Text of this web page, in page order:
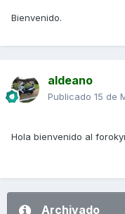
Bienvenido.
aldeano
Publicado 15 de
Hola bienvenido al
Archivado